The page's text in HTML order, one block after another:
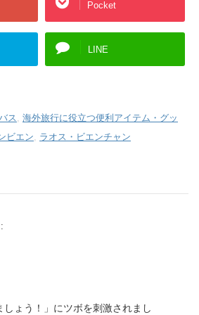
Pocket
LINE
ス, 海外旅行に役立つ便利アイテム・グッ
ビエン, ラオス・ビエンチャン
ょう！」にツボを刺激されまし